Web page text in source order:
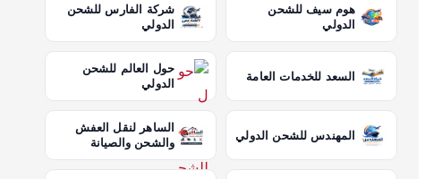
هوم سيف للشحن
الدولي
شركة الفارس للشحن
الدولي
السعد للخدمات العامة
حول العالم للشحن
الدولي
المهندس للشحن الدولي
الساهر لنقل العفش
والشحن والصيانة